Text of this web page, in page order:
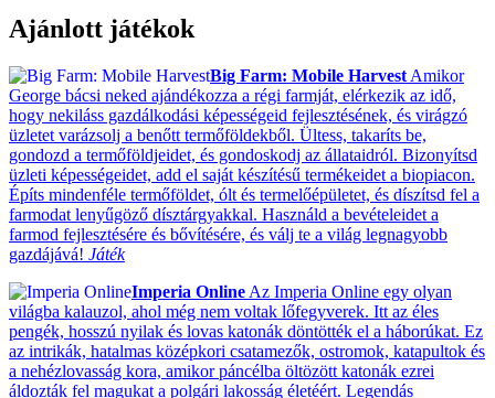
Ajánlott játékok
Big Farm: Mobile Harvest Amikor
George bácsi neked ajándékozza a régi farmját, elérkezik az idő,
hogy nekiláss gazdálkodási képességeid fejlesztésének, és virágzó
üzletet varázsolj a benőtt termőföldekből. Ültess, takaríts be,
gondozd a termőföldjeidet, és gondoskodj az állataidról. Bizonyítsd
üzleti képességeidet, add el saját készítésű termékeidet a biopiacon.
Építs mindenféle termőföldet, ólt és termelőépületet, és díszítsd fel a
farmodat lenyűgöző dísztárgyakkal. Használd a bevételeidet a
farmod fejlesztésére és bővítésére, és válj te a világ legnagyobb
gazdájává! Játék
Imperia Online Az Imperia Online egy olyan
világba kalauzol, ahol még nem voltak lőfegyverek. Itt az éles
pengék, hosszú nyilak és lovas katonák döntötték el a háborúkat. Ez
az intrikák, hatalmas középkori csatamezők, ostromok, katapultok és
a nehézlovasság kora, amikor páncélba öltözött katonák ezrei
áldozták fel magukat a polgári lakosság életéért. Legendás